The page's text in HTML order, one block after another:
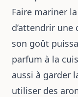
Faire mariner
d’attendrir
son goût
parfum à la
aussi à garder
utiliser des